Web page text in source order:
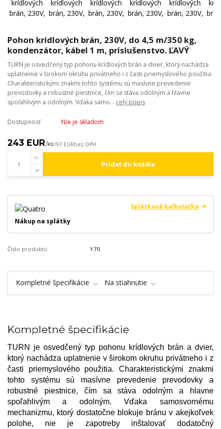
Pohon krídlových brán, 230V, do 4,5 m/350 kg,
kondenzátor, kábel 1 m, príslušenstvo. ĽAVÝ
TURN je osvedčený typ pohonu krídlových brán a dvier, ktorý nachádza
uplatnenie v širokom okruhu privátneho i z časti priemyslového použitia.
Charakteristickými znakmi tohto systému sú masívne prevedenie
prevodovky a robustné piestnice, čím sa stáva odolným a hlavne
spoľahlivým a odolným. Vďaka samo... celý popis
Dostupnosť Nie je skladom
243 EUR/ks197 EURbez DPH
Pridať do košíka
Splátková kalkulačka
Nákup na splátky
Číslo produktu: 170
Kompletné špecifikácie Na stiahnutie
Kompletné špecifikácie
TURN je osvedčený typ pohonu krídlových brán a dvier,
ktorý nachádza uplatnenie v širokom okruhu privátneho i z
časti priemyslového použitia. Charakteristickými znakmi
tohto systému sú masívne prevedenie prevodovky a
robustné piestnice, čím sa stáva odolným a hlavne
spoľahlivým a odolným. Vďaka samosvornému
mechanizmu, ktorý dostatočne blokuje bránu v akejkoľvek
polohe, nie je zapotreby inštalovať dodatočný